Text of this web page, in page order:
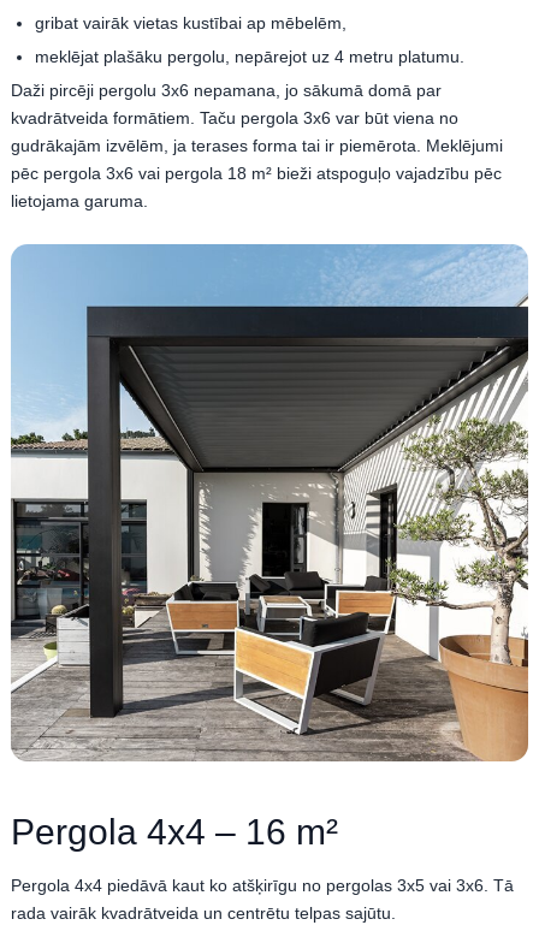
gribat vairāk vietas kustībai ap mēbelēm,
meklējat plašāku pergolu, nepārejot uz 4 metru platumu.
Daži pircēji pergolu 3x6 nepamana, jo sākumā domā par
kvadrātveida formātiem. Taču pergola 3x6 var būt viena no
gudrākajām izvēlēm, ja terases forma tai ir piemērota. Meklējumi
pēc pergola 3x6 vai pergola 18 m² bieži atspoguļo vajadzību pēc
lietojama garuma.
Pergola 4x4 – 16 m²
Pergola 4x4 piedāvā kaut ko atšķirīgu no pergolas 3x5 vai 3x6. Tā
rada vairāk kvadrātveida un centrētu telpas sajūtu.